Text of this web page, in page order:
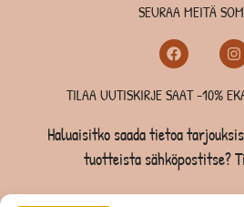
SEURAA MEITÄ
TILAA UUTISKIRJE SAAT -10%
Haluaisitko saada tietoa
tuotteista sähköpostitse?